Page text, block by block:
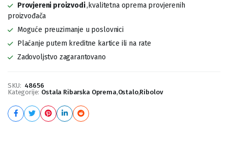
Provjereni proizvodi,kvalitetna oprema provjerenih
proizvođača
Moguće preuzimanje u poslovnici
Plaćanje putem kreditne kartice ili na rate
Zadovoljstvo zagarantovano
SKU: 48656
Kategorije: Ostala Ribarska Oprema,Ostalo,Ribolov